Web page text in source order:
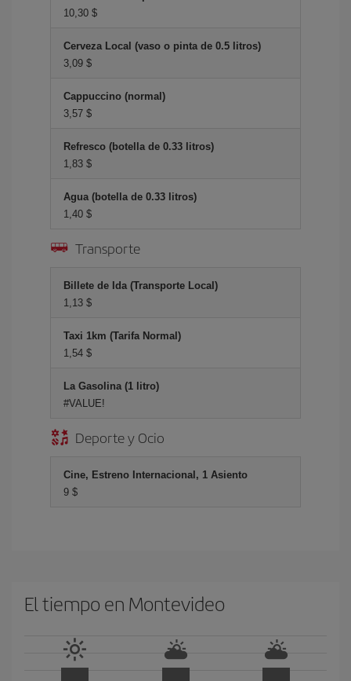
10,30 $
Cerveza Local (vaso o pinta de 0.5 litros)
3,09 $
Cappuccino (normal)
3,57 $
Refresco (botella de 0.33 litros)
1,83 $
Agua (botella de 0.33 litros)
1,40 $
Transporte
Billete de Ida (Transporte Local)
1,13 $
Taxi 1km (Tarifa Normal)
1,54 $
La Gasolina (1 litro)
#VALUE!
Deporte y Ocio
Cine, Estreno Internacional, 1 Asiento
9 $
El tiempo en Montevideo